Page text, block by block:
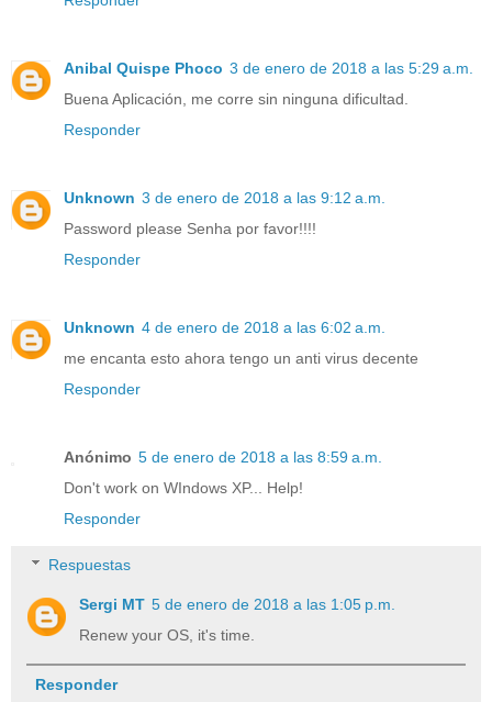
Anibal Quispe Phoco 3 de enero de 2018 a las 5:29 a.m.
Buena Aplicación, me corre sin ninguna dificultad.
Responder
Unknown 3 de enero de 2018 a las 9:12 a.m.
Password please Senha por favor!!!!
Responder
Unknown 4 de enero de 2018 a las 6:02 a.m.
me encanta esto ahora tengo un anti virus decente
Responder
Anónimo 5 de enero de 2018 a las 8:59 a.m.
Don't work on WIndows XP... Help!
Responder
Respuestas
Sergi MT 5 de enero de 2018 a las 1:05 p.m.
Renew your OS, it's time.
Responder